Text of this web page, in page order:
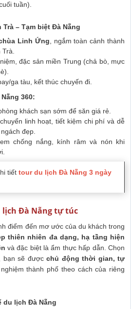
tuần).
– Tạm biệt Đà Nẵng
Linh Ứng , ngắm toàn cảnh thành
đặc sản miền Trung (chả bò, mực
ga tàu, kết thúc chuyến đi.
360:
khách sạn sớm để săn giá rẻ.
linh hoạt, tiết kiệm chi phí và dễ
đẹp.
chống nắng, kính râm và nón khi
tiết tour du lịch Đà Nẵng 3 ngày
lịch Đà Nẵng tự túc
điểm đến mơ ước của du khách trong
thiên nhiên đa dạng, hạ tầng hiện
và đặc biệt là ẩm thực hấp dẫn. Chọn
, bạn sẽ đượcchủ động thời gian, tự
thành phố theo cách của riêng
du lịch Đà Nẵng